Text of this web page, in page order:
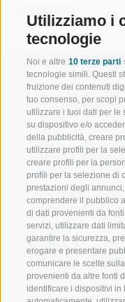
Utilizziamo i
tecnologie
Noi e altre 10 terze parti
tecnologie simili. Questi
fruizione dei contenuti
tuo consenso, per scopi
utilizzare i tuoi dati per le
su dispositivo e/o
della pubblicità, creare
utilizzare profili per la
creare profili per la
profili per la selezione di
prestazioni degli
comprendere il pubblico
di dati provenienti da
servizi, utilizzare dati
garantire la sicurezza,
erogare e presentare
comunicare le scelte
provenienti da altre fonti
identificare i dispositivi in
BENVENUTI
TURISTICA DI
VAL GIOVO
VAL RACINES
VAL RIDANNA
IMPIANTI DI
SCUOLA DI SCI